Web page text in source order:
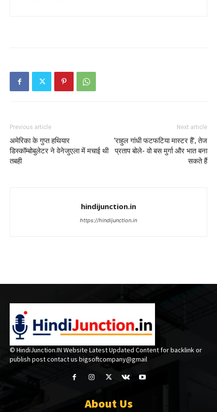
Previous article
अमेरिका के गुप्त हथियार
डिस्कॉम्बोबुलेटर ने वेनेजुएला में मचाई थी
तबही
Next article
‘राहुल गांधी फटफटिया मास्टर हैं’, तेज
प्रताप बोले- वो बस मुर्गा और भात बना
सकते हैं
hindijunction.in
https://hindijunction.in
© HindiJunction.IN Website Latest Updated Content for backlink or
publish post contact us bigsoftcompany@gmail
About Us